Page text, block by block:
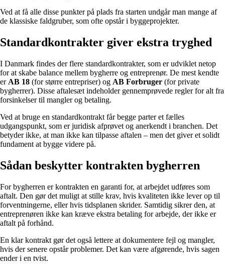
Ved at få alle disse punkter på plads fra starten undgår man mange af
de klassiske faldgruber, som ofte opstår i byggeprojekter.
Standardkontrakter giver ekstra tryghed
I Danmark findes der flere standardkontrakter, som er udviklet netop
for at skabe balance mellem bygherre og entreprenør. De mest kendte
er AB 18 (for større entrepriser) og AB Forbruger (for private
bygherrer). Disse aftalesæt indeholder gennemprøvede regler for alt fra
forsinkelser til mangler og betaling.
Ved at bruge en standardkontrakt får begge parter et fælles
udgangspunkt, som er juridisk afprøvet og anerkendt i branchen. Det
betyder ikke, at man ikke kan tilpasse aftalen – men det giver et solidt
fundament at bygge videre på.
Sådan beskytter kontrakten bygherren
For bygherren er kontrakten en garanti for, at arbejdet udføres som
aftalt. Den gør det muligt at stille krav, hvis kvaliteten ikke lever op til
forventningerne, eller hvis tidsplanen skrider. Samtidig sikrer den, at
entreprenøren ikke kan kræve ekstra betaling for arbejde, der ikke er
aftalt på forhånd.
En klar kontrakt gør det også lettere at dokumentere fejl og mangler,
hvis der senere opstår problemer. Det kan være afgørende, hvis sagen
ender i en tvist.